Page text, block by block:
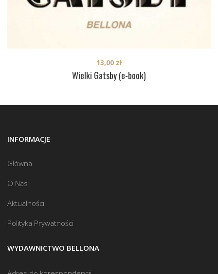
Wielki Gatsby (e-book)
13,00 zł
INFORMACJE
Główna
O Nas
Aktualności
Polityka Prywatności
WYDAWNICTWO BELLONA